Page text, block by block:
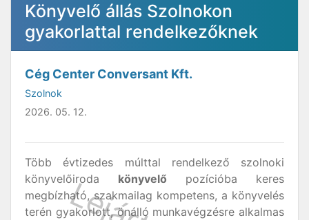
Könyvelő állás Szolnokon
gyakorlattal rendelkezőknek
Cég Center Conversant Kft.
Szolnok
2026. 05. 12.
Több évtizedes múlttal rendelkező szolnoki
könyvelőiroda könyvelő pozícióba keres
megbízható, szakmailag kompetens, a könyvelés
terén gyakorlott, önálló munkavégzésre alkalmas